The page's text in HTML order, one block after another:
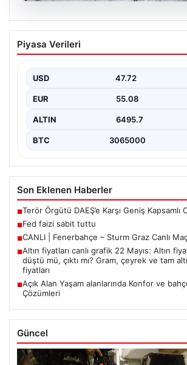
Fed faizi sabit tuttu
Piyasa Verileri
USD 47.72
EUR 55.08
ALTIN 6495.7
BTC 3065000
Son Eklenen Haberler
■Terör Örgütü DAEŞ’e Karşı Geniş Kapsamlı
■Fed faizi sabit tuttu
■CANLI | Fenerbahçe – Sturm Graz Canlı Maç
■Altın fiyatları canlı grafik 22 Mayıs: Altın
düştü mü, çıktı mı? Gram, çeyrek ve tam
fiyatları
■Açık Alan Yaşam alanlarında Konfor ve
Çözümleri
Güncel